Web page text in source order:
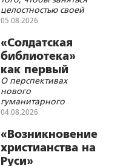
Данию»
целостностью своей
страны, с головой
украинскую трясину
05.08.2026
«Солдатская
библиотека»
как первый
помощник
реабилитолога
О перспективах
нового
гуманитарного
проекта
04.08.2026
«Возникновение
христианства на
Руси»